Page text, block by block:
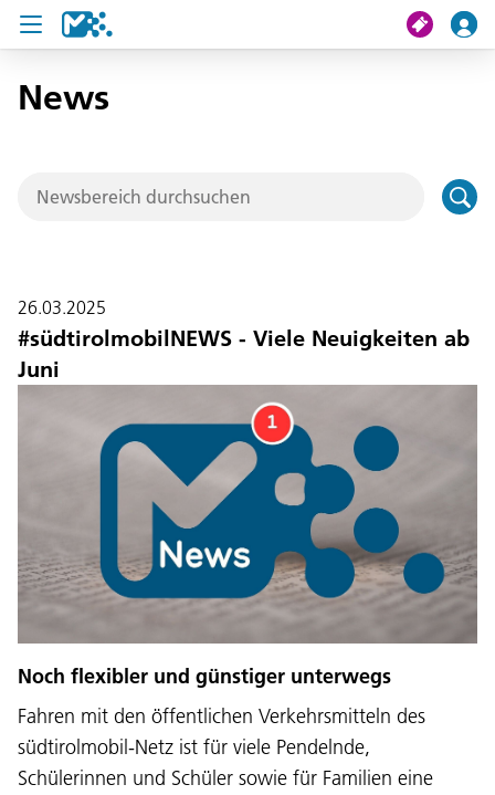
Suche
News
Projekte
Service und Kontakt
News
26.03.2025
#südtirolmobilNEWS - Viele Neuigkeiten ab
Juni
Noch flexibler und günstiger unterwegs
Fahren mit den öffentlichen Verkehrsmitteln des
südtirolmobil-Netz ist für viele Pendelnde,
Schülerinnen und Schüler sowie für Familien eine